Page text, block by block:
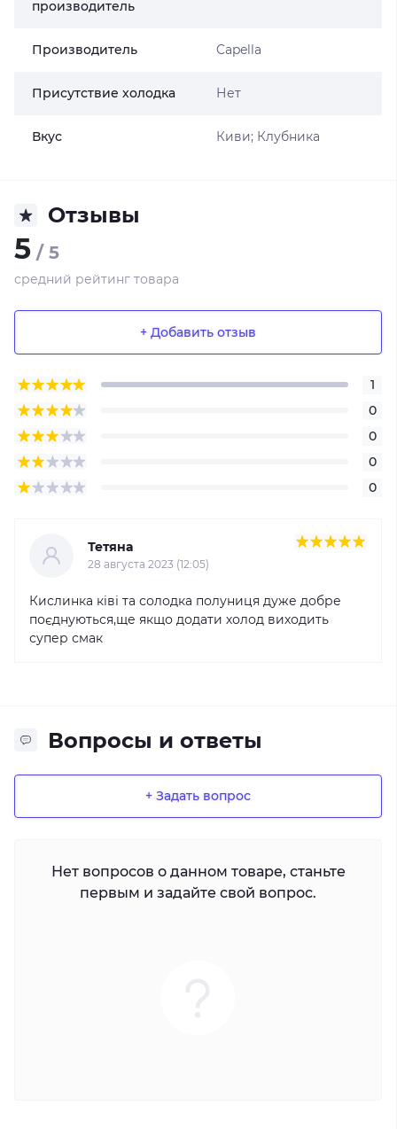
производитель
Производитель Capella
Присутствие холодка Нет
Вкус Киви; Клубника
Отзывы
5 / 5
средний рейтинг товара
+ Добавить отзыв
1
0
0
0
0
Тетяна
28 августа 2023 (12:05)
Кислинка ківі та солодка полуниця дуже добре
поєднуються,ще якщо додати холод виходить
супер смак
Вопросы и ответы
+ Задать вопрос
Нет вопросов о данном товаре, станьте
первым и задайте свой вопрос.